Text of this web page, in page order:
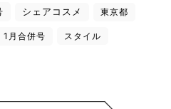
シェアコスメ 東京都
月合併号 スタイル